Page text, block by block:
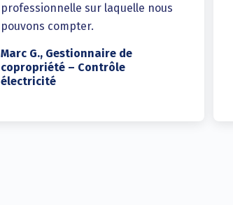
professionnelle sur laquelle nous
pouvons compter.
Marc G., Gestionnaire de
copropriété – Contrôle
électricité